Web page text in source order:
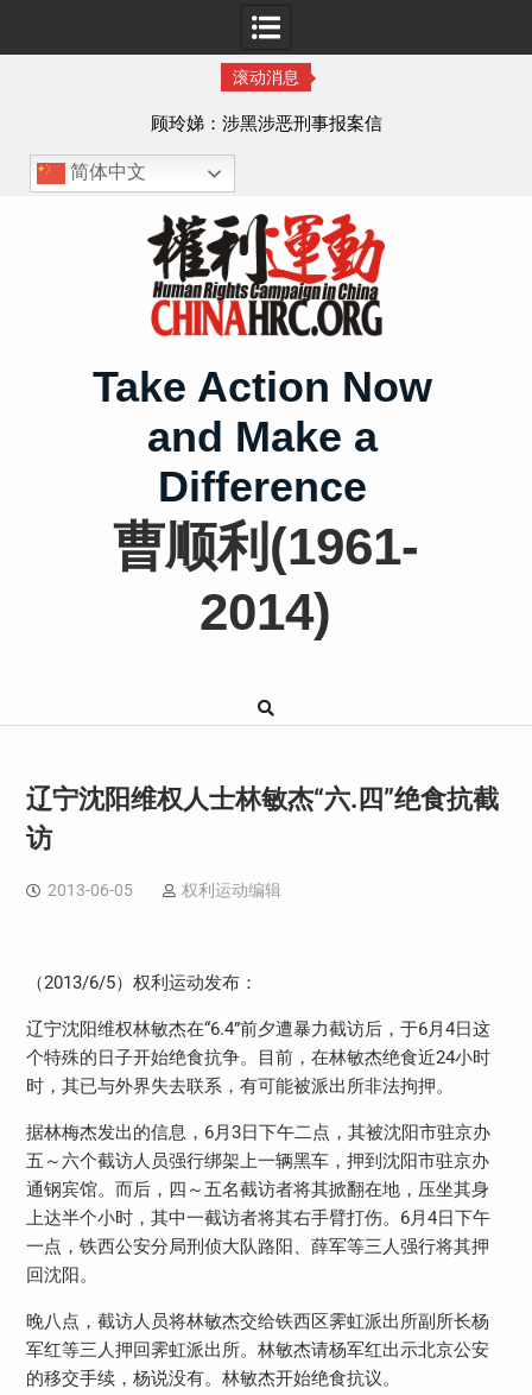
滚动消息
顾玲娣：涉黑涉恶刑事报案信
简体中文
Take Action Now
and Make a
Difference
曹顺利(1961-
2014)
辽宁沈阳维权人士林敏杰“六.四”绝食抗截
访
2013-06-05 权利运动编辑
（2013/6/5）权利运动发布：
辽宁沈阳维权林敏杰在“6.4”前夕遭暴力截访后，于6月4日这
个特殊的日子开始绝食抗争。目前，在林敏杰绝食近24小时
时，其已与外界失去联系，有可能被派出所非法拘押。
据林梅杰发出的信息， 6月3日下午二点，其被沈阳市驻京办
五～六个截访人员强行绑架上一辆黑车，押到沈阳市驻京办
通钢宾馆。而后，四～五名截访者将其掀翻在地，压坐其身
上达半个小时，其中一截访者将其右手臂打伤。 6月4日下午
一点，铁西公安分局刑侦大队路阳、薛军等三人强行将其押
回沈阳。
晚八点，截访人员将林敏杰交给铁西区霁虹派出所副所长杨
军红等三人押回霁虹派出所。林敏杰请杨军红出示北京公安
的移交手续，杨说没有。林敏杰开始绝食抗议。